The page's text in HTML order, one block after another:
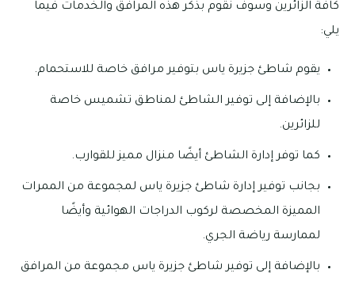
كافة الزائرين وسوف نقوم بذكر هذه المرافق والخدمات فيما
يلي:
يقوم شاطئ جزيرة ياس بتوفير مرافق خاصة للاستحمام.
بالإضافة إلى توفير الشاطئ لمناطق تشميس خاصة
للزائرين.
كما توفر إدارة الشاطئ أيضًا منزال مميز للقوارب.
بجانب توفير إدارة شاطئ جزيرة ياس لمجموعة من الممرات
المميزة المخصصة لركوب الدراجات الهوائية وأيضًا
لممارسة رياضة الجري.
بالإضافة إلى توفير شاطئ جزيرة ياس مجموعة من المرافق